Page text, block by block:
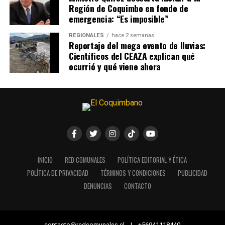
Región de Coquimbo en fondo de
emergencia: “Es imposible”
REGIONALES hace 2 semanas
Reportaje del mega evento de lluvias:
Científicos del CEAZA explican qué
ocurrió y qué viene ahora
INICIO RED COMUNALES
POLÍTICA EDITORIAL Y ÉTICA
POLÍTICA DE PRIVACIDAD
TÉRMINOS Y CONDICIONES
PUBLICIDAD
DENUNCIAS
CONTACTO